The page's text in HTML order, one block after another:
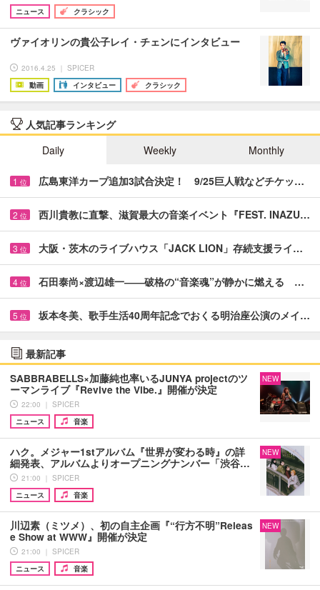
ニュース
クラシック
ヴァイオリンの貴公子レイ・チェンにインタビュー
2016.4.25 ｜ SPICER
動画
インタビュー クラシック
人気記事ランキング
Daily
Weekly Monthly
1 位 広島東洋カープ追加3試合決定！ 9/25巨人戦などチケッ…
2 位 西川貴教に直撃、滋賀最大の音楽イベント『FEST. INAZU…
3 位 大阪・茨木のライブハウス「JACK LION」存続支援ライ…
4 位 石田泰尚×渡辺雄一――破格の“音楽魂”が静かに燃える …
5 位 坂本冬美、歌手生活40周年記念でおくる明治座公演のメイ…
最新記事
SABBRABELLS×加藤純也率いるJUNYA projectのツ
ーマンライブ『Revive the Vibe.』開催が決定
22:00 ｜ SPICER
ニュース
音楽
NEW
ハク。メジャー1stアルバム『世界が変わる時』の詳
細発表、アルバムよりオープニングナンバー「渋谷…
21:00 ｜ SPICER
ニュース
音楽
NEW
川辺素（ミツメ）、初の自主企画『“行方不明”Releas
e Show at WWW』開催が決定
21:00 ｜ SPICER
ニュース
音楽
NEW